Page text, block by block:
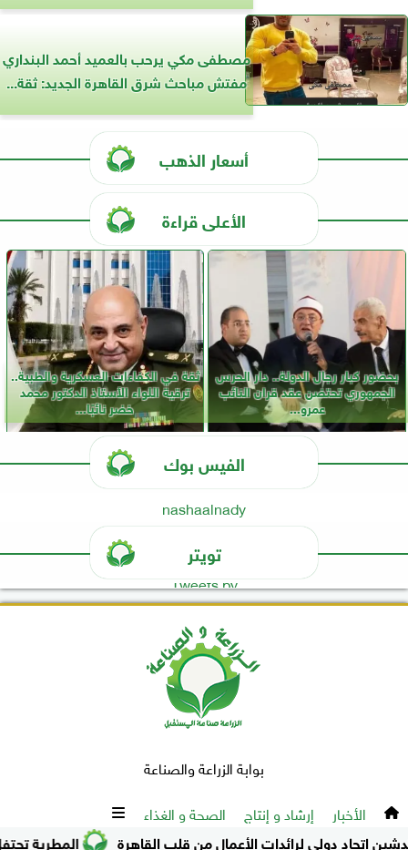
المطرية تحتفل دولي لرائدات الأعمال من قلب القاهرة
مصطفى مكي يرحب بالعميد أحمد البنداري
مفتش مباحث شرق القاهرة الجديد: ثقة...
أسعار الذهب
الأعلى قراءة
بحضور كبار رجال الدولة.. دار الحرس
الجمهوري تحتضن عقد قران النائب
عمرو...
ثقة في الكفاءات العسكرية والطبية..
ترقية اللواء الأستاذ الدكتور محمد
خضر نائبًا...
الفيس بوك
nashaalnady
تويتر
Tweets by
بوابة الزراعة والصناعة
الأخبار
إرشاد و إنتاج
الصحة و الغذاء
جميع الحقوق محفوظة©2016 - 2026 - الزراعة والصناعة